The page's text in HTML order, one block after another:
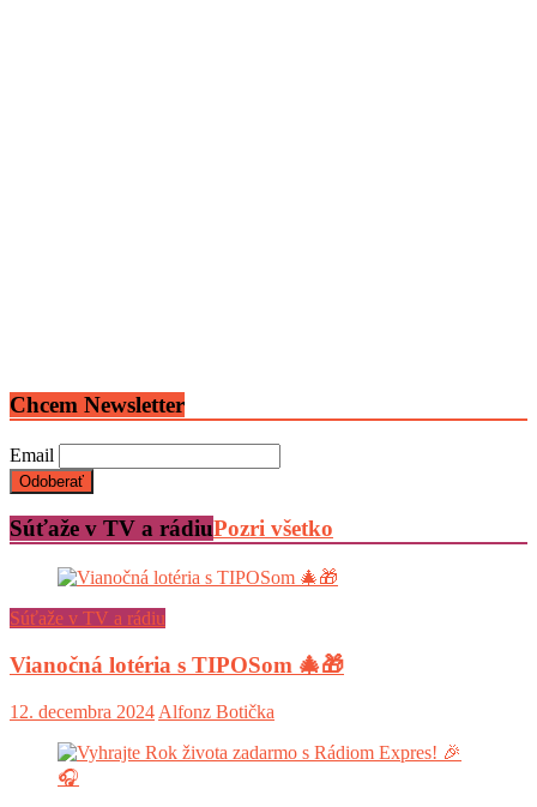
Chcem Newsletter
Email
Súťaže v TV a rádiuPozri všetko
Súťaže v TV a rádiu
Vianočná lotéria s TIPOSom 🎄🎁
12. decembra 2024 Alfonz Botička